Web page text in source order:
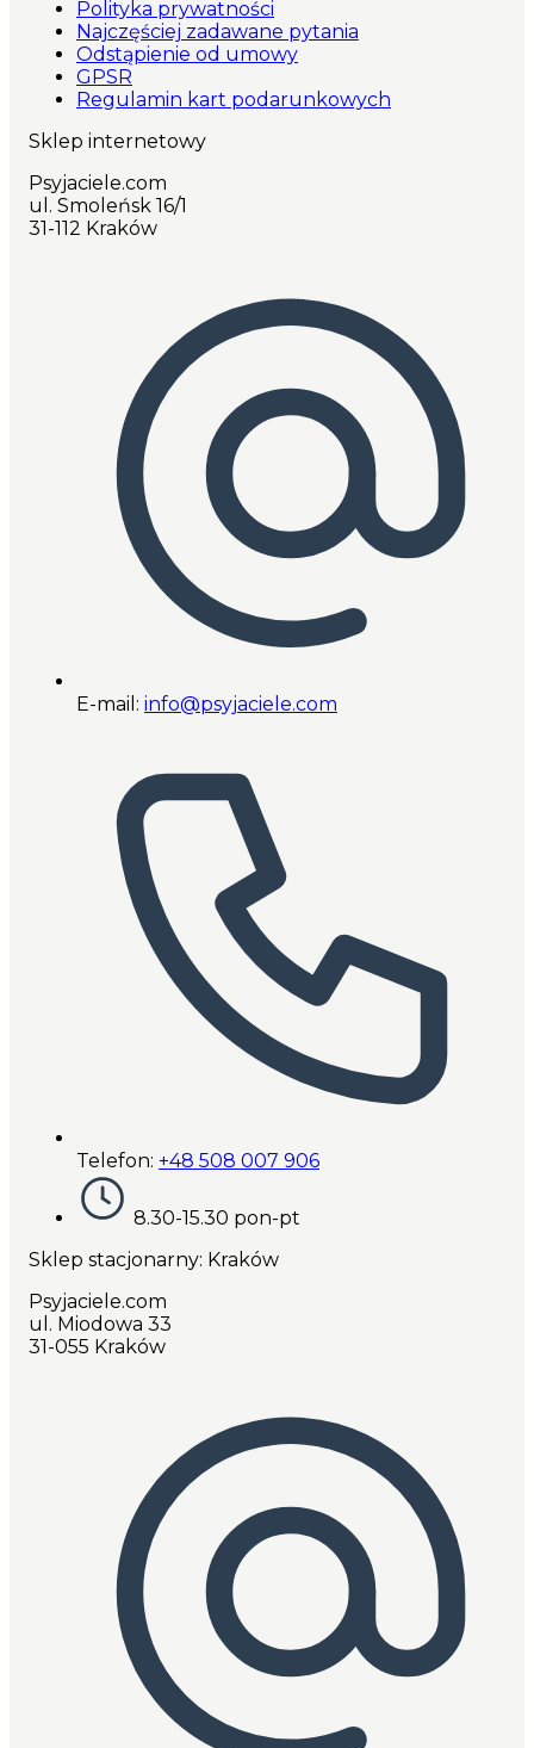
Polityka prywatności
Najczęściej zadawane pytania
Odstąpienie od umowy
GPSR
Regulamin kart podarunkowych
Sklep internetowy
Psyjaciele.com
ul. Smoleńsk 16/1
31-112 Kraków
E-mail: info@psyjaciele.com
Telefon: +48 508 007 906
8.30-15.30 pon-pt
Sklep stacjonarny: Kraków
Psyjaciele.com
ul. Miodowa 33
31-055 Kraków